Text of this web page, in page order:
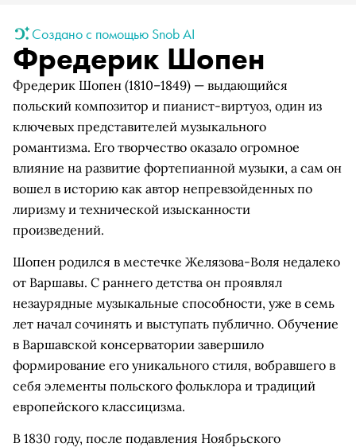
Создано с помощью Snob AI
Фредерик Шопен
Фредерик Шопен (1810–1849) — выдающийся
польский композитор и пианист-виртуоз, один из
ключевых представителей музыкального
романтизма. Его творчество оказало огромное
влияние на развитие фортепианной музыки, а сам он
вошел в историю как автор непревзойденных по
лиризму и технической изысканности
произведений.
Шопен родился в местечке Желязова-Воля недалеко
от Варшавы. С раннего детства он проявлял
незаурядные музыкальные способности, уже в семь
лет начал сочинять и выступать публично. Обучение
в Варшавской консерватории завершило
формирование его уникального стиля, вобравшего в
себя элементы польского фольклора и традиций
европейского классицизма.
В 1830 году, после подавления Ноябрьского